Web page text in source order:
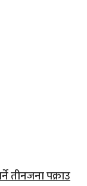
तीनजना पक्राउ